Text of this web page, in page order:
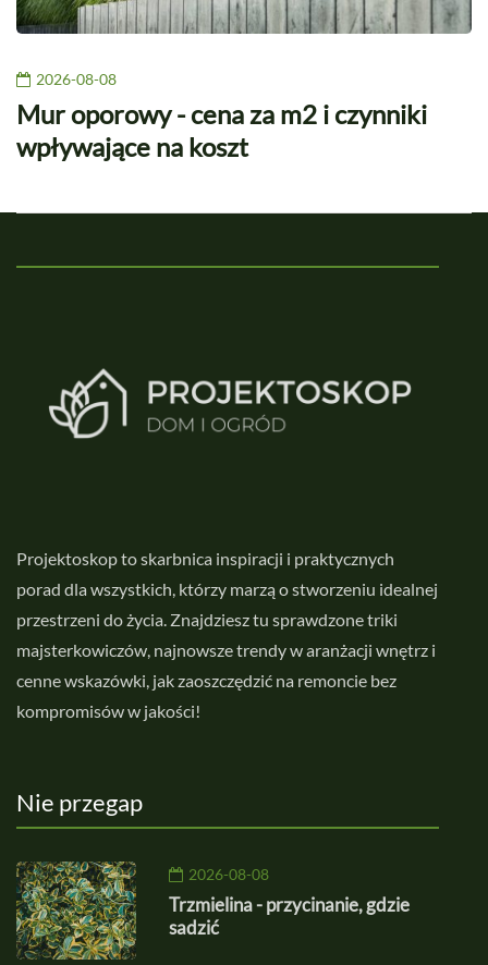
2026-08-08
Mur oporowy - cena za m2 i czynniki
wpływające na koszt
Projektoskop to skarbnica inspiracji i praktycznych
porad dla wszystkich, którzy marzą o stworzeniu idealnej
przestrzeni do życia. Znajdziesz tu sprawdzone triki
majsterkowiczów, najnowsze trendy w aranżacji wnętrz i
cenne wskazówki, jak zaoszczędzić na remoncie bez
kompromisów w jakości!
Nie przegap
2026-08-08
Trzmielina - przycinanie, gdzie
sadzić